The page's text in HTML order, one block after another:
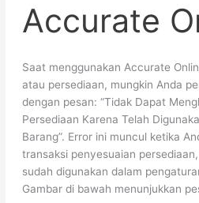
Accurate
Saat menggunakan Accurate
atau persediaan, mungkin Anda
dengan pesan: “Tidak Dapat
Persediaan Karena Telah
Barang”. Error ini muncul ketika
transaksi penyesuaian
sudah digunakan dalam
Gambar di bawah menunjukkan